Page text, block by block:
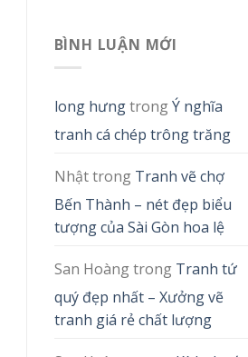
BÌNH LUẬN MỚI
long hưngtrongÝ nghĩa
tranh cá chép trông trăng
Nhậttrong Tranh vẽ chợ
Bến Thành – nét đẹp biểu
tượng của Sài Gòn hoa lệ
San Hoàngtrong Tranh tứ
quý đẹp nhất – Xưởng vẽ
tranh giá rẻ chất lượng